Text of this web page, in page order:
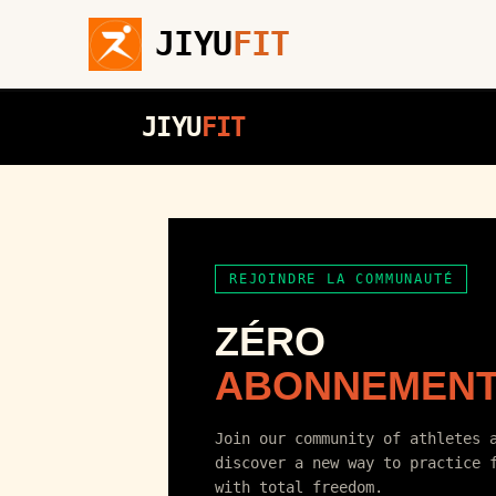
JIYUFIT
JIYUFIT
REJOINDRE LA COMMUNAUTÉ
ZÉRO
Join our community of athletes
discover a new way to practice
with total freedom.